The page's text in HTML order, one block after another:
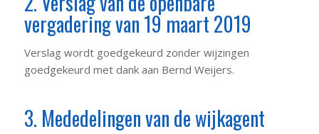
vergadering van 19 maart 2019
Verslag wordt goedgekeurd zonder wijzingen
goedgekeurd met dank aan Bernd Weijers.
3. Mededelingen van de wijkagent